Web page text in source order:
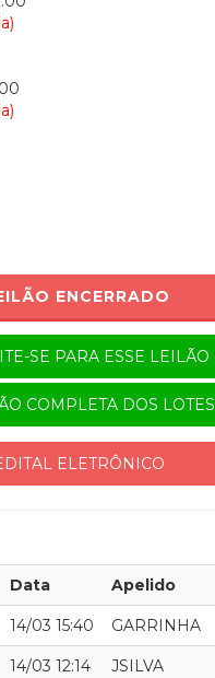
ENCERRADO
SE PARA ESSE LEILÃO
COMPLETA DOS LOTES
ELETRÔNICO
Data Apelido
14/03 15:40 GARRINHA
14/03 12:14 JSILVA